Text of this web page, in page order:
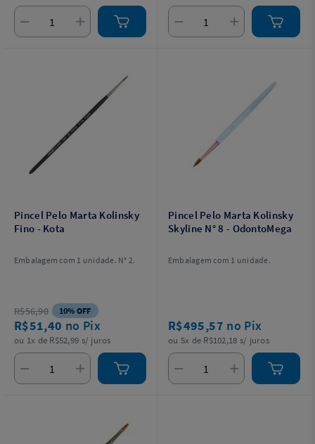
Pincel Pelo Marta Kolinsky
Fino - Kota
Embalagem com 1 unidade. N° 2.
R$56,90 10% OFF
R$51,40 no Pix
ou 1x de R$52,99 s/ juros
Pincel Pelo Marta Kolinsky
Skyline N° 8 - OdontoMega
Embalagem com 1 unidade.
R$495,57 no Pix
ou 5x de R$102,18 s/ juros